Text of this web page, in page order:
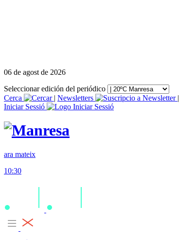
06 de agost de 2026
Seleccionar edición del periódico
Cerca
| Newsletters
|
Iniciar Sessió
ara mateix
10:30